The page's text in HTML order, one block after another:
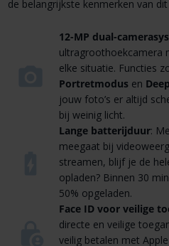
de belangrijkste kenmerken van
12-MP dual-
ultragroothoekcamera
elke situatie. Functies
Portretmodus en
jouw foto’s er altijd
bij weinig licht.
Lange batterijduur:
meegaat bij
streamen, blijf je de
opladen? Binnen 30
50% opgeladen.
Face ID voor veilige
directe en veilige
veilig betalen met